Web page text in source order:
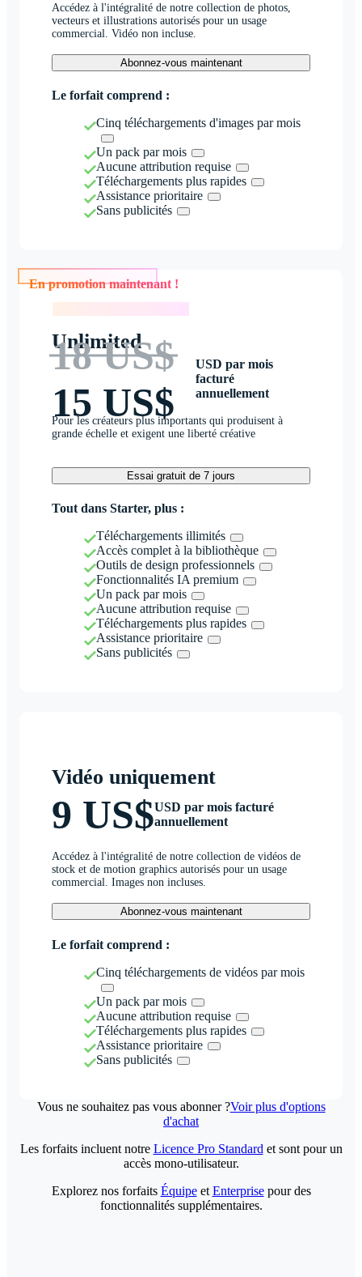
Accédez à l'intégralité de notre collection de photos,
vecteurs et illustrations autorisés pour un usage
commercial. Vidéo non incluse.
Abonnez-vous maintenant
Le forfait comprend :
Cinq téléchargements d'images par mois
Un pack par mois
Aucune attribution requise
Téléchargements plus rapides
Assistance prioritaire
Sans publicités
En promotion maintenant !
Unlimited
18 US$
15 US$
USD par mois
facturé
annuellement
Pour les créateurs plus importants qui produisent à
grande échelle et exigent une liberté créative
Essai gratuit de 7 jours
Tout dans Starter, plus :
Téléchargements illimités
Accès complet à la bibliothèque
Outils de design professionnels
Fonctionnalités IA premium
Un pack par mois
Aucune attribution requise
Téléchargements plus rapides
Assistance prioritaire
Sans publicités
Vidéo uniquement
9 US$USD par mois facturé
annuellement
Accédez à l'intégralité de notre collection de vidéos de
stock et de motion graphics autorisés pour un usage
commercial. Images non incluses.
Abonnez-vous maintenant
Le forfait comprend :
Cinq téléchargements de vidéos par mois
Un pack par mois
Aucune attribution requise
Téléchargements plus rapides
Assistance prioritaire
Sans publicités
Vous ne souhaitez pas vous abonner ?Voir plus d'options
d'achat
Les forfaits incluent notre Licence Pro Standard et sont pour un
accès mono-utilisateur.
Explorez nos forfaits Équipeet Enterprisepour des
fonctionnalités supplémentaires.